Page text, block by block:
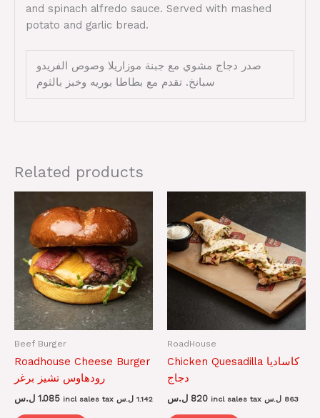
and spinach alfredo sauce. Served with mashed
potato and garlic bread.
صدر دجاج مشوي مع جبنة موزاريلا وصوص الفريدو
سبانخ. تقدم مع بطاطا بوريه وخبز بالثوم
Related products
Beef Burger
Roadhouse Cheese Burger
رودهاوس تشيز برغر
1.085 ل.س incl sales tax 1.142 ل.س
RoadHouse
Chicken Quesadilla كاساديا
دجاج
820 ل.س incl sales tax 863 ل.س